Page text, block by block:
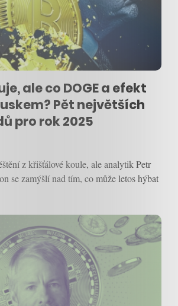
ale co DOGE a efekt
Pět největších
pro rok 2025
z křišťálové koule, ale analytik Petr
se zamýšlí nad tím, co může letos hýbat